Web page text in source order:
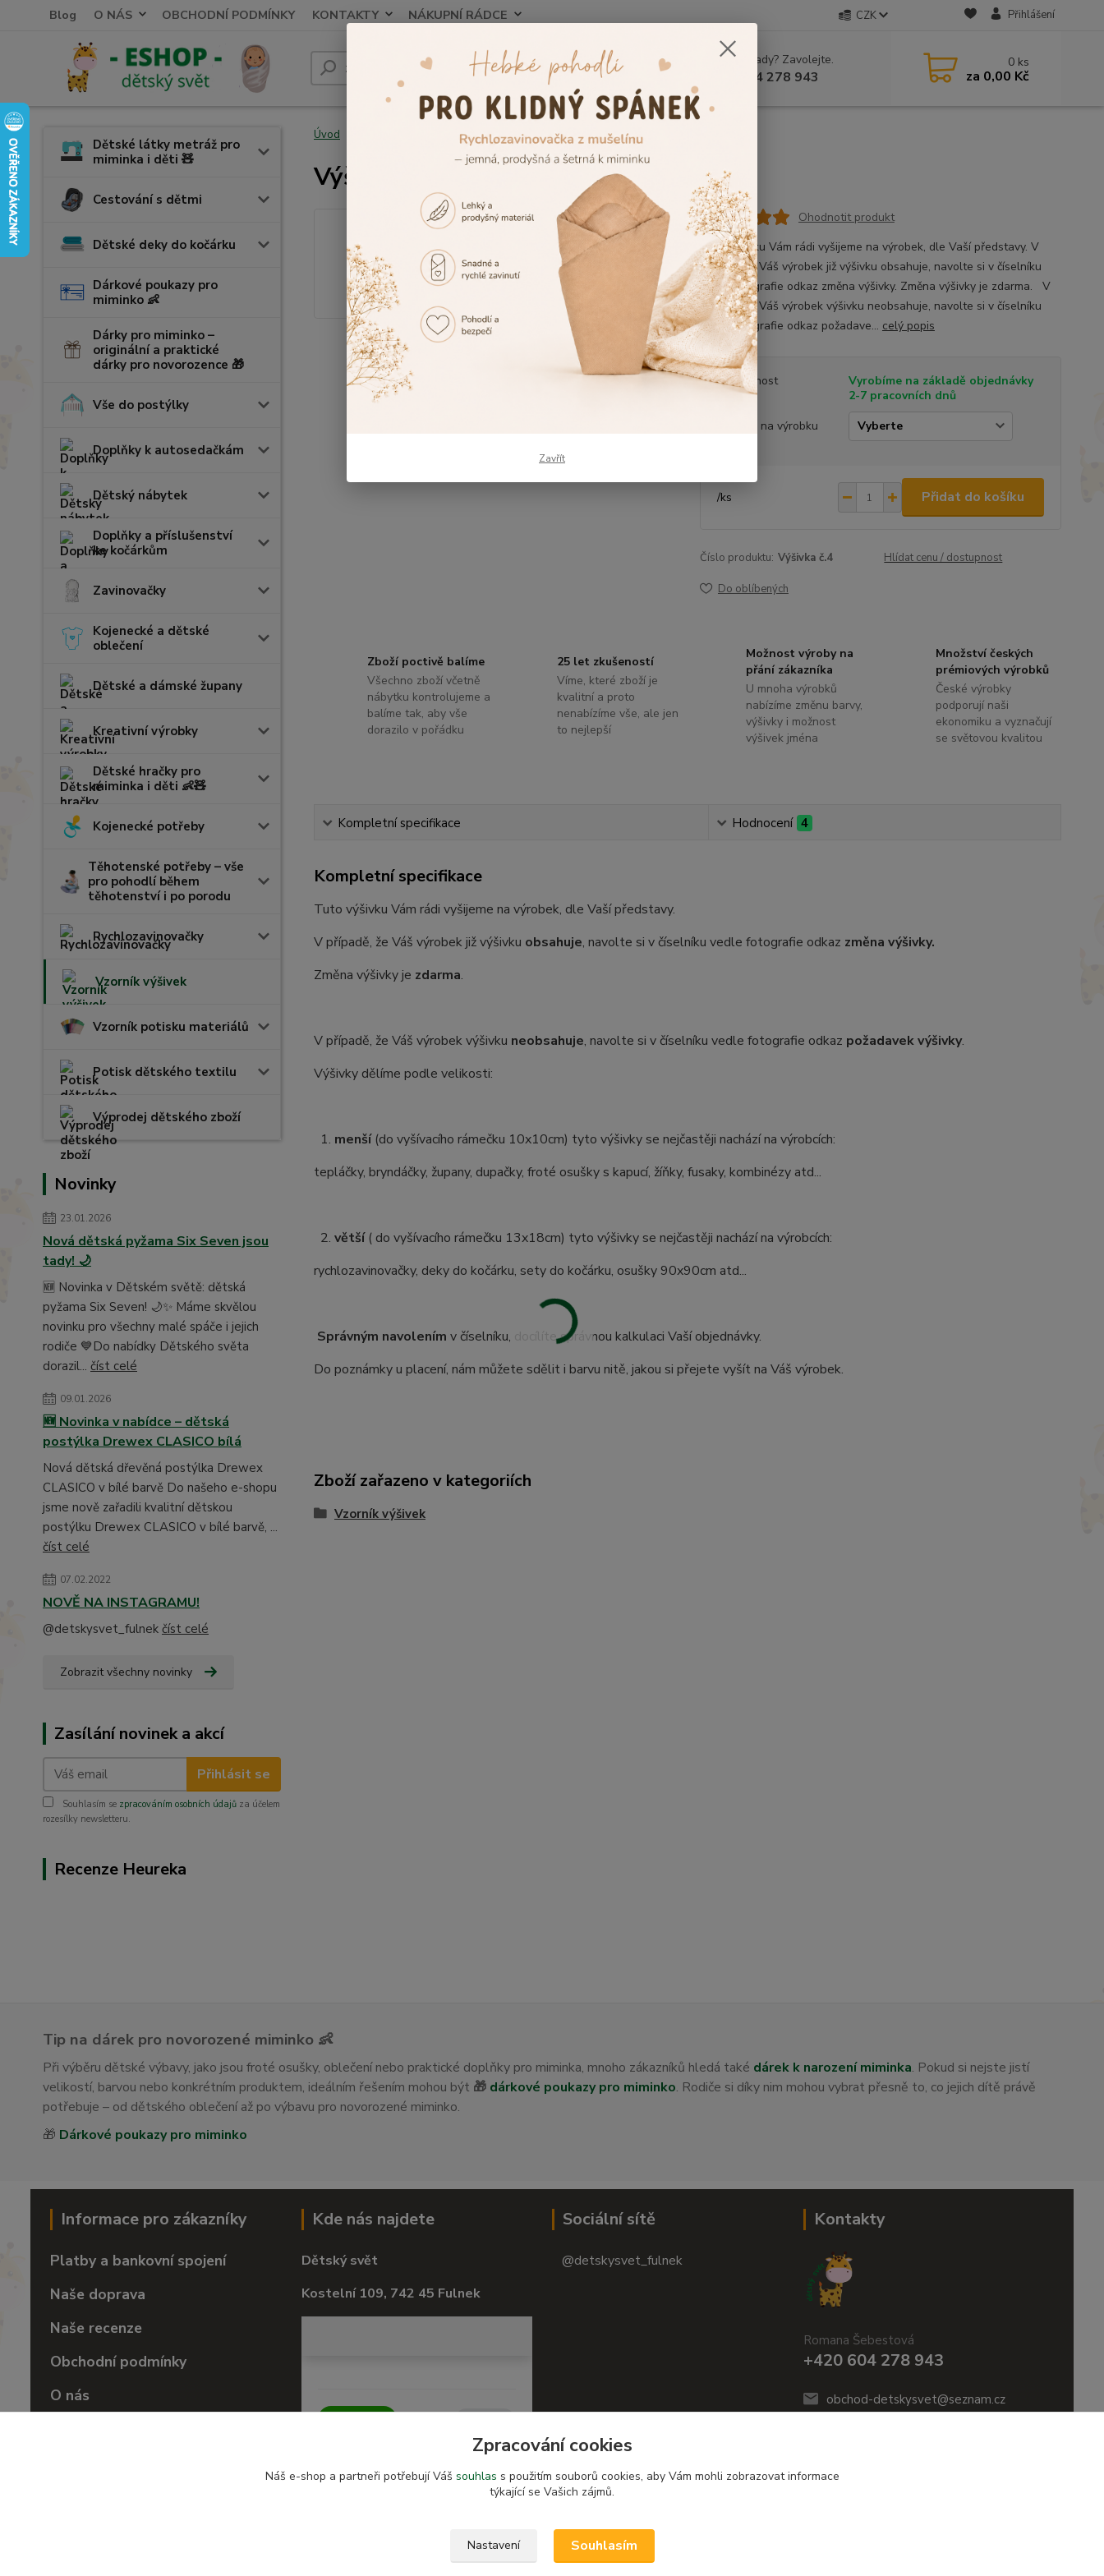
Blog O NÁS OBCHODNÍ PODMÍNKY KONTAKTY NÁKUPNÍ RÁDCE CZK Přihlášení
Hledat Nevíte si rady? Zavolejte.
+420 604 278 943
0 ks
za 0,00 Kč
Dětské látky metráž pro
miminka i děti 🧸
Cestování s dětmi
Dětské deky do kočárku
Dárkové poukazy pro
miminko 👶
Dárky pro miminko –
originální a praktické
dárky pro novorozence 🎁
Vše do postýlky
Doplňky k autosedačkám
Dětský nábytek
Doplňky a příslušenství
ke kočárkům
Zavinovačky
Kojenecké a dětské
oblečení
Dětské a dámské župany
Kreativní výrobky
Dětské hračky pro
miminka i děti 👶🧸
Kojenecké potřeby
Těhotenské potřeby – vše
pro pohodlí během
těhotenství i po porodu
Rychlozavinovačky
Vzorník výšivek
Vzorník potisku materiálů
Potisk dětského textilu
Výprodej dětského zboží
Novinky
23.01.2026
Nová dětská pyžama Six Seven jsou
tady! 🌙
🆕 Novinka v Dětském světě: dětská
pyžama Six Seven! 🌙✨ Máme skvělou
novinku pro všechny malé spáče i jejich
rodiče 💙Do nabídky Dětského světa
dorazil... číst celé
09.01.2026
🆕 Novinka v nabídce – dětská
postýlka Drewex CLASICO bílá
Nová dětská dřevěná postýlka Drewex
CLASICO v bílé barvě Do našeho e-shopu
jsme nově zařadili kvalitní dětskou
postýlku Drewex CLASICO v bílé barvě, ...
číst celé
07.02.2022
NOVĚ NA INSTAGRAMU!
@detskysvet_fulnek číst celé
Zobrazit všechny novinky
Zasílání novinek a akcí
Přihlásit se
Souhlasím se zpracováním osobních údajů za účelem
rozesílky newsletteru.
Recenze Heureka
Úvod Výšivka č.4
Výšivka č.4
Ohodnotit produkt
Tuto výšivku Vám rádi vyšijeme na výrobek, dle Vaší představy. V
případě, že Váš výrobek již výšivku obsahuje, navolte si v číselníku
vedle fotografie odkaz změna výšivky. Změna výšivky je zdarma. V
případě, že Váš výrobek výšivku neobsahuje, navolte si v číselníku
vedle fotografie odkaz požadave... celý popis
Dostupnost
Vyrobíme na základě objednávky
2-7 pracovních dnů
Výšivka na výrobku
/ks Přidat do košíku
Číslo produktu: Výšivka č.4 Hlídat cenu / dostupnost
Do oblíbených
Zboží poctivě balíme
Všechno zboží včetně
nábytku kontrolujeme a
balíme tak, aby vše
dorazilo v pořádku
25 let zkušeností
Víme, které zboží je
kvalitní a proto
nenabízíme vše, ale jen
to nejlepší
Možnost výroby na
přání zákazníka
U mnoha výrobků
nabízíme změnu barvy,
výšivky i možnost
výšivek jména
Množství českých
prémiových výrobků
České výrobky
podporují naši
ekonomiku a vyznačují
se světovou kvalitou
Kompletní specifikace Hodnocení 4
Kompletní specifikace
Tuto výšivku Vám rádi vyšijeme na výrobek, dle Vaší představy.
V případě, že Váš výrobek již výšivku obsahuje, navolte si v číselníku vedle fotografie odkaz změna výšivky.
Změna výšivky je zdarma.
V případě, že Váš výrobek výšivku neobsahuje, navolte si v číselníku vedle fotografie odkaz požadavek výšivky.
Výšivky dělíme podle velikosti:
1. menší(do vyšívacího rámečku 10x10cm) tyto výšivky se nejčastěji nachází na výrobcích:
tepláčky, bryndáčky, župany, dupačky, froté osušky s kapucí, žíňky, fusaky, kombinézy atd...
2. větší( do vyšívacího rámečku 13x18cm) tyto výšivky se nejčastěji nachází na výrobcích:
rychlozavinovačky, deky do kočárku, sety do kočárku, osušky 90x90cm atd...
Správným navolením v číselníku, docílíte správnou kalkulaci Vaší objednávky.
Do poznámky u placení, nám můžete sdělit i barvu nitě, jakou si přejete vyšít na Váš výrobek.
Zboží zařazeno v kategoriích
Vzorník výšivek
Tip na dárek pro novorozené miminko 👶
Při výběru dětské výbavy, jako jsou froté osušky, oblečení nebo praktické doplňky pro miminka, mnoho zákazníků hledá také dárek k narození miminka. Pokud si nejste jistí
velikostí, barvou nebo konkrétním produktem, ideálním řešením mohou být 🎁 dárkové poukazy pro miminko. Rodiče si díky nim mohou vybrat přesně to, co jejich dítě právě
potřebuje – od dětského oblečení až po výbavu pro novorozené miminko.
🎁 Dárkové poukazy pro miminko
Informace pro zákazníky
Platby a bankovní spojení
Naše doprava
Naše recenze
Obchodní podmínky
O nás
Kde nás najdete
Dětský svět
Kostelní 109, 742 45 Fulnek
Sociální sítě
@detskysvet_fulnek
Kontakty
Romana Šebestová
+420 604 278 943
obchod-detskysvet@seznam.cz
Zavřít
Zpracování cookies
Náš e-shop a partneři potřebují Váš souhlas s použitím souborů cookies, aby Vám mohli zobrazovat informace
týkající se Vašich zájmů.
Nastavení Souhlasím